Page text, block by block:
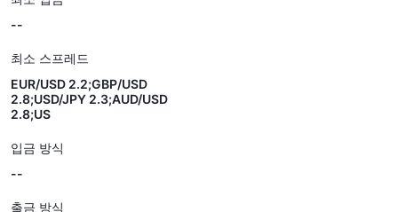
--
최소 스프레드
EUR/USD 2.2;GBP/USD
2.8;USD/JPY 2.3;AUD/USD
2.8;US
입금 방식
--
출금 방식